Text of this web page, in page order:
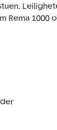
1000